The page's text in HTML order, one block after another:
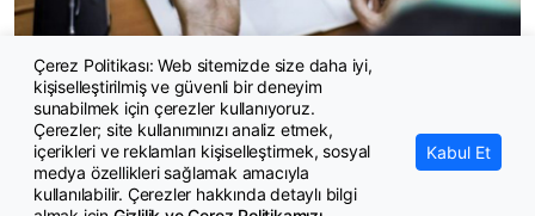
Yanlış gönderilen para nasıl geri alınır?
Çerez Politikası: Web sitemizde size daha iyi,
kişiselleştirilmiş ve güvenli bir deneyim
sunabilmek için çerezler kullanıyoruz.
Çerezler; site kullanımınızı analiz etmek,
içerikleri ve reklamları kişiselleştirmek, sosyal
medya özellikleri sağlamak amacıyla
kullanılabilir. Çerezler hakkında detaylı bilgi
Kabul Et